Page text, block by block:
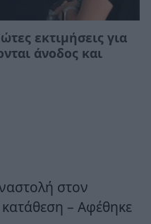
εκτιμήσεις για
άνοδος και
στον
– Αφέθηκε